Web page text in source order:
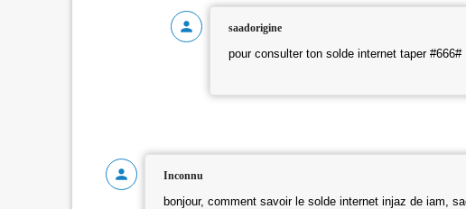
saadorigine
pour consulter ton solde internet taper #666#
Inconnu
bonjour, comment savoir le solde internet injaz de iam,